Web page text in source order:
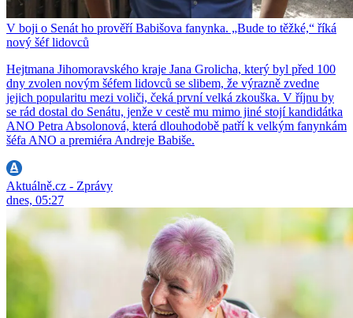
V boji o Senát ho prověří Babišova fanynka. „Bude to těžké,“ říká
nový šéf lidovců
Hejtmana Jihomoravského kraje Jana Grolicha, který byl před 100
dny zvolen novým šéfem lidovců se slibem, že výrazně zvedne
jejich popularitu mezi voliči, čeká první velká zkouška. V říjnu by
se rád dostal do Senátu, jenže v cestě mu mimo jiné stojí kandidátka
ANO Petra Absolonová, která dlouhodobě patří k velkým fanynkám
šéfa ANO a premiéra Andreje Babiše.
Aktuálně.cz - Zprávy
dnes, 05:27